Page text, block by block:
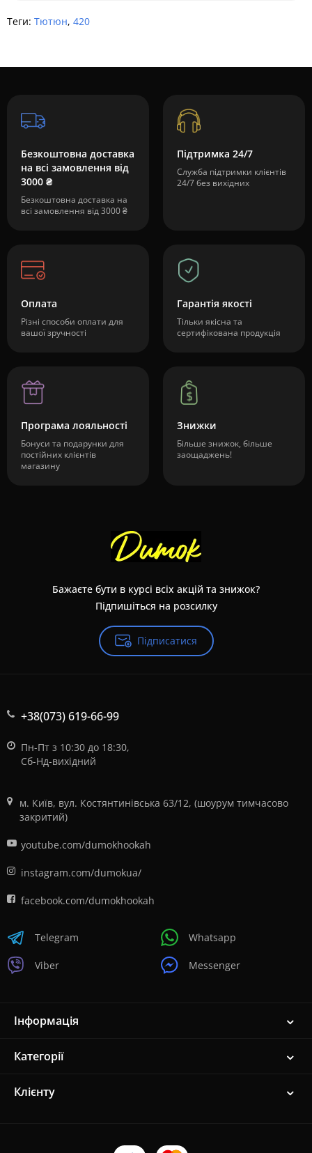
Теги: Тютюн, 420
Безкоштовна доставка
на всі замовлення від
3000 ₴
Безкоштовна доставка на
всі замовлення від 3000 ₴
Підтримка 24/7
Служба підтримки клієнтів
24/7 без вихідних
Оплата
Різні способи оплати для
вашої зручності
Гарантія якості
Тільки якісна та
сертифікована продукція
Програма лояльності
Бонуси та подарунки для
постійних клієнтів
магазину
Знижки
Більше знижок, більше
заощаджень!
Бажаєте бути в курсі всіх акцій та знижок?
Підпишіться на розсилку
Підписатися
+38(073) 619-66-99
Пн-Пт з 10:30 до 18:30,
Сб-Нд-вихідний
м. Київ, вул. Костянтинівська 63/12, (шоурум тимчасово
закритий)
youtube.com/dumokhookah
instagram.com/dumokua/
facebook.com/dumokhookah
Telegram
Viber
Whatsapp
Messenger
Інформація
Категорії
Клієнту